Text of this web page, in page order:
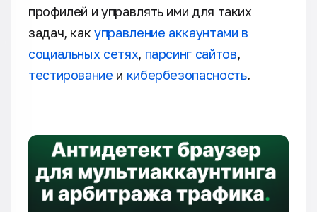
профилей и управлять ими для таких
задач, какуправление аккаунтами в
социальных сетях, парсинг сайтов,
тестирование и кибербезопасность.